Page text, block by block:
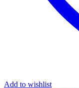
Add to wishlist